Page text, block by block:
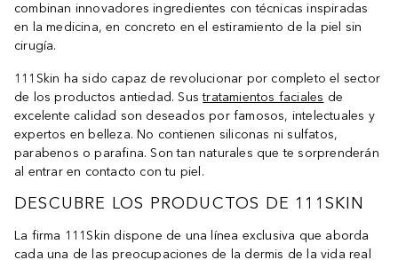
combinan innovadores ingredientes con técnicas inspiradas
en la medicina, en concreto en el estiramiento de la piel sin
cirugía.
111Skin ha sido capaz de revolucionar por completo el sector
de los productos antiedad. Sustratamientos faciales de
excelente calidad son deseados por famosos, intelectuales y
expertos en belleza. No contienen siliconas ni sulfatos,
parabenos o parafina. Son tan naturales que te sorprenderán
al entrar en contacto con tu piel.
DESCUBRE LOS PRODUCTOS DE 111SKIN
La firma 111Skin dispone de una línea exclusiva que aborda
cada una de las preocupaciones de la dermis de la vida real